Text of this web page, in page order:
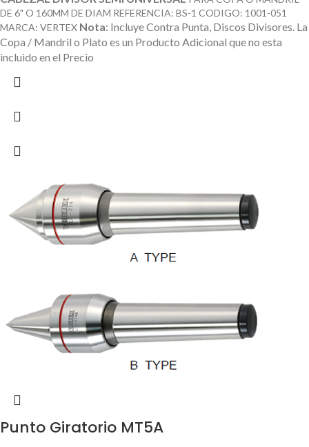
DE 6" O 160MM DE DIAM REFERENCIA: BS-1 CODIGO: 1001-051
MARCA: VERTEX Nota: Incluye Contra Punta, Discos Divisores. La
Copa / Mandril o Plato es un Producto Adicional que no esta
incluido en el Precio
Punto Giratorio MT5A